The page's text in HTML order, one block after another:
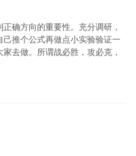
确方向的重要性。充分调研，
推个公式再做点小实验验证一
去做。所谓战必胜，攻必克，